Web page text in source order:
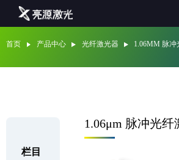
首页 产品中心 光纤激光器 1.06ΜM 脉冲
栏目
1.06μm 脉冲光纤